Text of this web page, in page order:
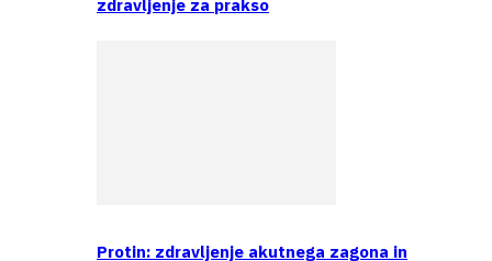
zdravljenje za prakso
Protin: zdravljenje akutnega zagona in